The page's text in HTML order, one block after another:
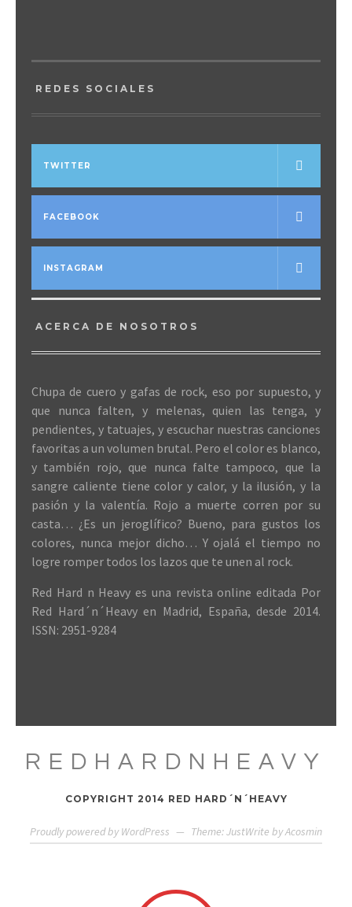
REDES SOCIALES
TWITTER
FACEBOOK
INSTAGRAM
ACERCA DE NOSOTROS
Chupa de cuero y gafas de rock, eso por supuesto, y
que nunca falten, y melenas, quien las tenga, y
pendientes, y tatuajes, y escuchar nuestras canciones
favoritas a un volumen brutal. Pero el color es blanco,
y también rojo, que nunca falte tampoco, que la
sangre caliente tiene color y calor, y la ilusión, y la
pasión y la valentía. Rojo a muerte corren por su
casta… ¿Es un jeroglífico? Bueno, para gustos los
colores, nunca mejor dicho… Y ojalá el tiempo no
logre romper todos los lazos que te unen al rock.
Red Hard n Heavy es una revista online editada Por
Red Hard´n´Heavy en Madrid, España, desde 2014.
ISSN: 2951-9284
REDHARDNHEAVY
COPYRIGHT 2014 RED HARD´N´HEAVY
Proudly powered by WordPress — Theme: JustWrite byAcosmin